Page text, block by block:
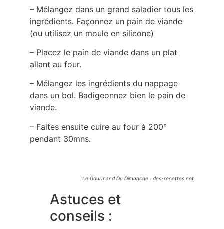
– Mélangez dans un grand saladier tous les
ingrédients. Façonnez un pain de viande
(ou utilisez un moule en silicone)
– Placez le pain de viande dans un plat
allant au four.
– Mélangez les ingrédients du nappage
dans un bol. Badigeonnez bien le pain de
viande.
– Faites ensuite cuire au four à 200°
pendant 30mns.
Le Gourmand Du Dimanche : des-recettes.net
Astuces et
conseils :